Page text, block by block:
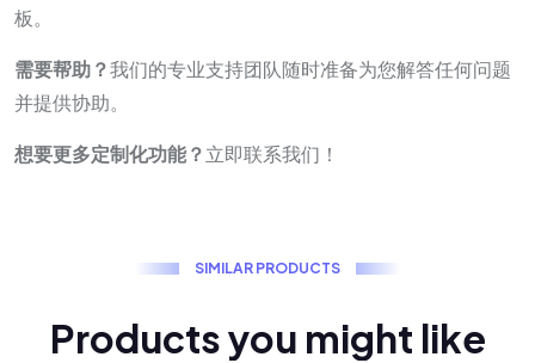
板。
需要帮助？我们的专业支持团队随时准备为您解答任何问题
并提供协助。
想要更多定制化功能？立即联系我们！
SIMILAR PRODUCTS
Productsyou might like